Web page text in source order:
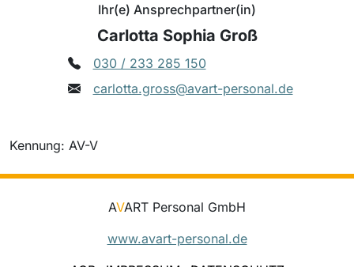
Ihr(e) Ansprechpartner(in)
Carlotta Sophia Groß
030 / 233 285 150
carlotta.gross@avart-personal.de
Kennung: AV-V
AVART Personal GmbH
www.avart-personal.de